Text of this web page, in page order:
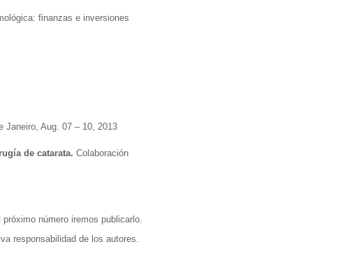
finanzas e inversiones
Janeiro, Aug. 07 – 10, 2013
de catarata. Colaboración
número iremos publicarlo.
responsabilidad de los autores.